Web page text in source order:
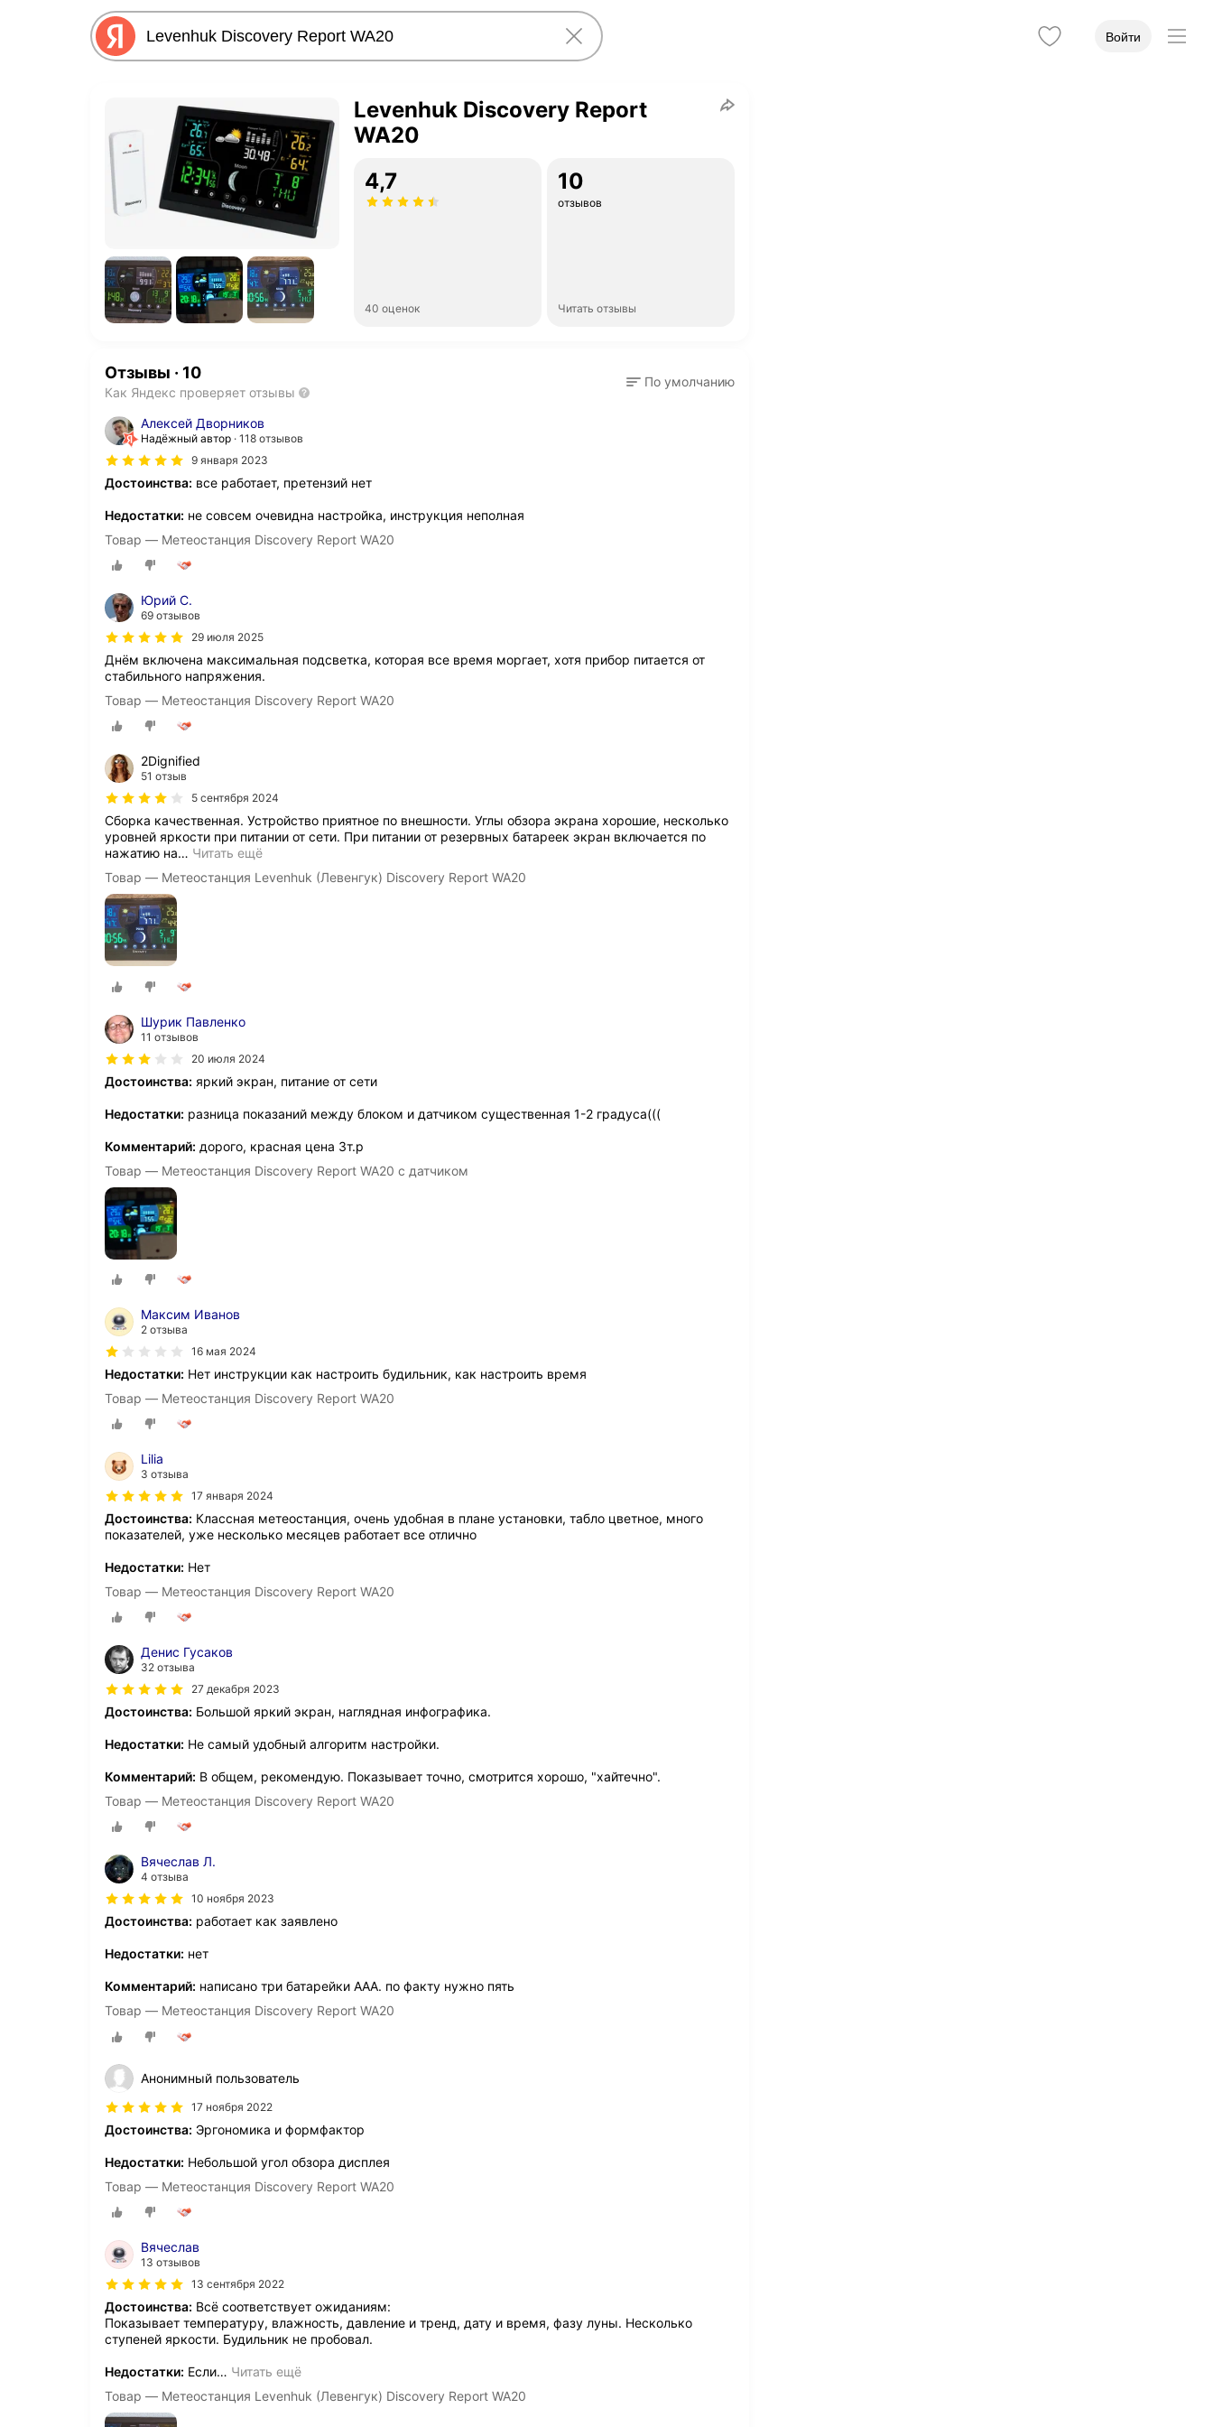
Войти
Levenhuk Discovery Report
WA20
4,7
40 оценок
10
отзывов
Читать отзывы
Отзывы · 10
Как Яндекс проверяет отзывы
По умолчанию
Алексей Дворников
Надёжный автор 118 отзывов
9 января 2023
Достоинства: все работает, претензий нет
Недостатки: не совсем очевидна настройка, инструкция неполная
Товар — Метеостанция Discovery Report WA20
Юрий С.
69 отзывов
29 июля 2025
Днём включена максимальная подсветка, которая все время моргает, хотя прибор питается от
стабильного напряжения.
Товар — Метеостанция Discovery Report WA20
2Dignified
51 отзыв
5 сентября 2024
Сборка качественная. Устройство приятное по внешности. Углы обзора экрана хорошие, несколько
уровней яркости при питании от сети. При питании от резервных батареек экран включается по
нажатию на… Читать ещё
Товар — Метеостанция Levenhuk (Левенгук) Discovery Report WA20
Шурик Павленко
11 отзывов
20 июля 2024
Достоинства: яркий экран, питание от сети
Недостатки: разница показаний между блоком и датчиком существенная 1-2 градуса(((
Комментарий: дорого, красная цена 3т.р
Товар — Метеостанция Discovery Report WA20 с датчиком
Максим Иванов
2 отзыва
16 мая 2024
Недостатки: Нет инструкции как настроить будильник, как настроить время
Товар — Метеостанция Discovery Report WA20
Lilia
3 отзыва
17 января 2024
Достоинства: Классная метеостанция, очень удобная в плане установки, табло цветное, много
показателей, уже несколько месяцев работает все отлично
Недостатки: Нет
Товар — Метеостанция Discovery Report WA20
Денис Гусаков
32 отзыва
27 декабря 2023
Достоинства: Большой яркий экран, наглядная инфографика.
Недостатки: Не самый удобный алгоритм настройки.
Комментарий: В общем, рекомендую. Показывает точно, смотрится хорошо, "хайтечно".
Товар — Метеостанция Discovery Report WA20
Вячеслав Л.
4 отзыва
10 ноября 2023
Достоинства: работает как заявлено
Недостатки: нет
Комментарий: написано три батарейки ААА. по факту нужно пять
Товар — Метеостанция Discovery Report WA20
Анонимный пользователь
17 ноября 2022
Достоинства: Эргономика и формфактор
Недостатки: Небольшой угол обзора дисплея
Товар — Метеостанция Discovery Report WA20
Вячеслав
13 отзывов
13 сентября 2022
Достоинства: Всё соответствует ожиданиям:
Показывает температуру, влажность, давление и тренд, дату и время, фазу луны. Несколько
ступеней яркости. Будильник не пробовал.
Недостатки: Если… Читать ещё
Товар — Метеостанция Levenhuk (Левенгук) Discovery Report WA20